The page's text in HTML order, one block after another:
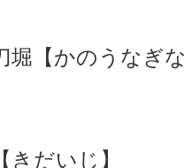
堀【かのうなぎ
きだいじ】